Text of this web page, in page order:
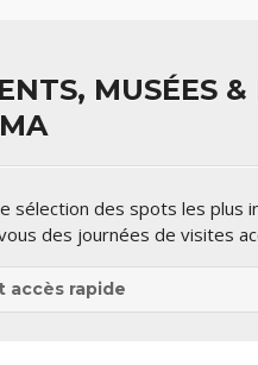
MUSÉES
sélection des spots les plus
des journées de visites
accès rapide